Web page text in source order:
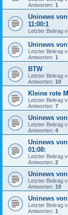
Antworten: 1
Uninews
11:00:1
Letzter Beitrag
Uninews von
Letzter Beitrag
Antworten: 1
BTW
Letzter Beitrag
Antworten: 10
Kleine rote
Letzter Beitrag
Antworten: 7
Uninews
Letzter Beitrag
Antworten: 4
Uninews
01:08:
Letzter Beitrag
Antworten: 2
Uninews
Letzter Beitrag
Antworten: 19
Uninews
Letzter Beitrag
Antworten: 1